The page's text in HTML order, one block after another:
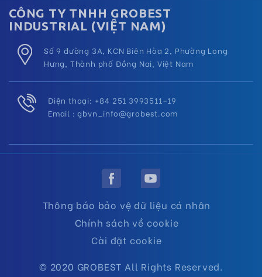
CÔNG TY TNHH GROBEST
INDUSTRIAL (VIỆT NAM)
Số 9 đường 3A, KCN Biên Hòa 2, Phường Long
Hưng, Thành phố Đồng Nai, Việt Nam
Điện thoại: +84 251 3993511–19
Email :gbvn_info@grobest.com
Thông báo bảo vệ dữ liệu cá nhân
Chính sách về cookie
Cài đặt cookie
© 2020 GROBEST All Rights Reserved.